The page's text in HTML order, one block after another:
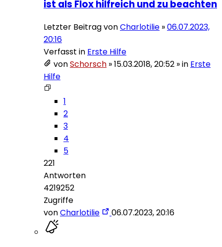
ist als Flox hilfreich und zu beachten
Letzter Beitrag vonCharlotilie »06.07.2023,
20:16
Verfasst in Erste Hilfe
vonSchorsch »15.03.2018, 20:52 » in Erste
Hilfe
1
2
3
4
5
221
Antworten
4219252
Zugriffe
vonCharlotilie 06.07.2023, 20:16